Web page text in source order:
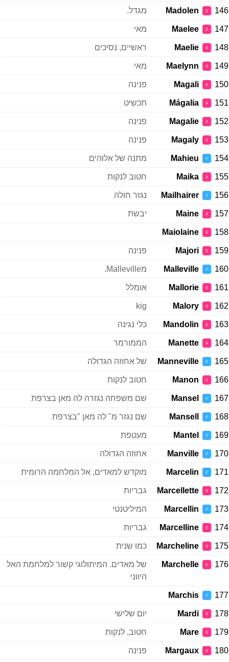
146
♀
Madolen מגדל.
147
♀
Maelee מאי
148
♀
Maelie ראשיים, נסיכים
149
♀
Maelynn מאי
150
♀
Magali פנינה
151
♀
Mágalia תכשיט
152
♀
Magalie פנינה
153
♀
Magaly פנינה
154
♂
Mahieu מתנה של אלוהים
155
♀
Maika חטוב לנקות
156
♂
Mailhairer נגזר חולה
157
♀
Maine יבשת
158
♀
Maiolaine
159
♀
Majori פנינה
160
♂
Malleville מMalleville.
161
♀
Mallorie אומלל
162
♀
Malory
kig
163
♀
Mandolin כלי נגינה
164
♀
Manette הממורמר
165
♂
Manneville של אחוזה הגדולה
166
♀
Manon חטוב לנקות
167
♂
Mansel שם משפחה נגזרה לה מאן בצרפת
168
♂
Mansell שם נגזר מ" לה מאן "בצרפת
169
♂
Mantel מעטפת
170
♂
Manville אחוזה הגדולה
171
♂
Marcelin מוקדש למאדים, אל המלחמה הרומית
172
♀
Marcellette גבריות
173
♂
Marcellin המיליטנטי
174
♀
Marcelline גבריות
175
♀
Marcheline כמו שנית
176
♀
Marchelle
של מאדים. המיתולוגי קשור למלחמת האל
היווני
177
♂
Marchis
178
♀
Mardi יום שלישי
179
♀
Mare חטוב, לנקות
180
♀
Margaux פנינה